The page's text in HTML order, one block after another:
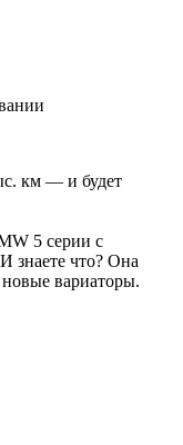
км — и будет
5 серии с
знаете что? Она
вариаторы.